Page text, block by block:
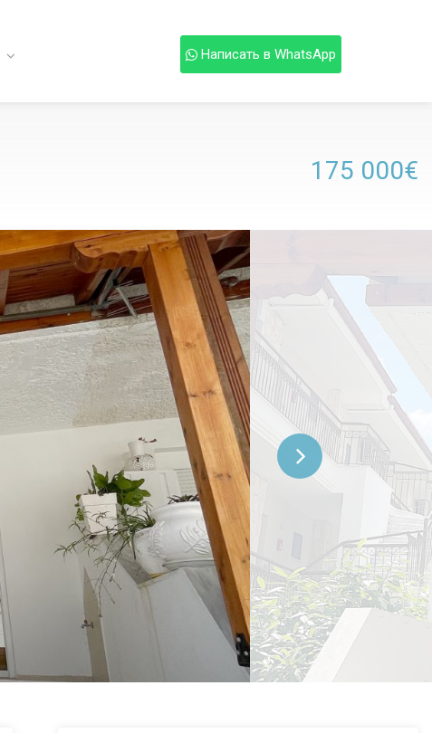
Написать в WhatsApp
175 000€